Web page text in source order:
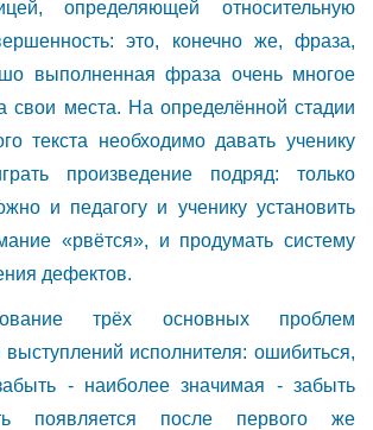
определяющей относительную
это, конечно же, фраза,
выполненная фраза очень многое
свои места. На определённой стадии
текста необходимо давать ученику
произведение подряд: только
и педагогу и ученику установить
«рвётся», и продумать систему
дефектов.
трёх основных проблем
выступлений исполнителя: ошибиться,
- наиболее значимая - забыть
появляется после первого же